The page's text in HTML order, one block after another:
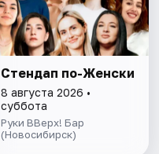
Стендап по-Женски
8 августа 2026 •
суббота
Руки ВВерх! Бар
(Новосибирск)